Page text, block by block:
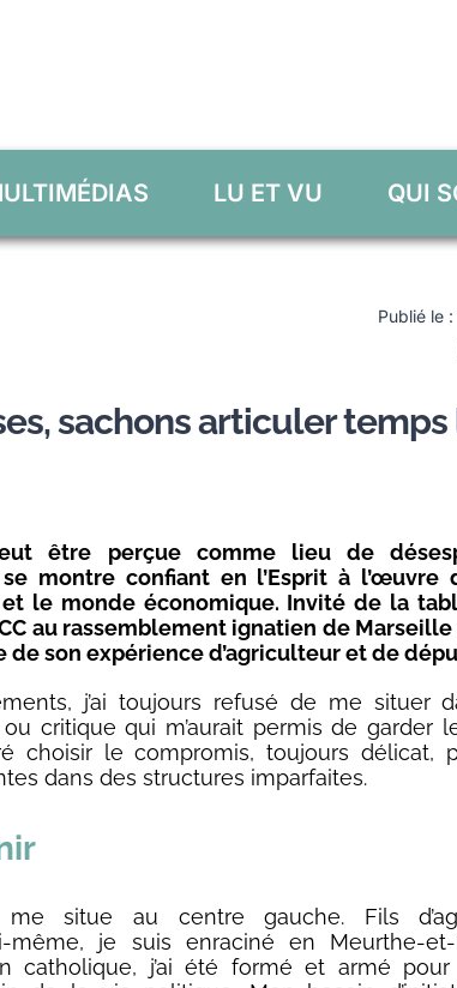
LU ET VU QUI
Publié le
sachons articuler
être perçue comme lieu de
montre confiant en l’Esprit à l’œuvre
le monde économique. Invité de la
au rassemblement ignatien de Marseille
de son expérience d’agriculteur et de
j’ai toujours refusé de me situer
critique qui m’aurait permis de garder
choisir le compromis, toujours délicat,
dans des structures imparfaites.
me situe au centre gauche. Fils
même, je suis enraciné en Meurthe-et-
catholique, j’ai été formé et armé